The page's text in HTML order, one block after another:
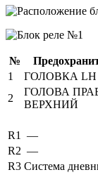
№
1
ГОЛОВКА LH
2
ГОЛОВА
ВЕРХНИЙ
R1
—
R2 —
R3 Система